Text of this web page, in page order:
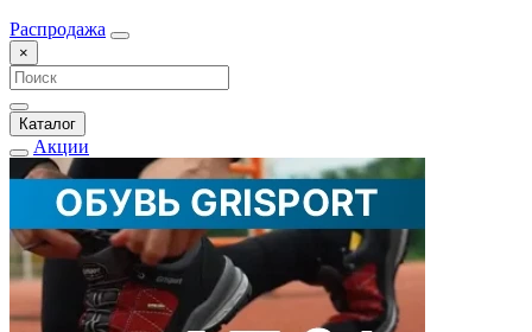
Распродажа
×
Каталог
Акции